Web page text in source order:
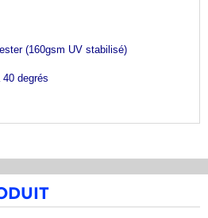
(160gsm UV stabilisé)
degrés